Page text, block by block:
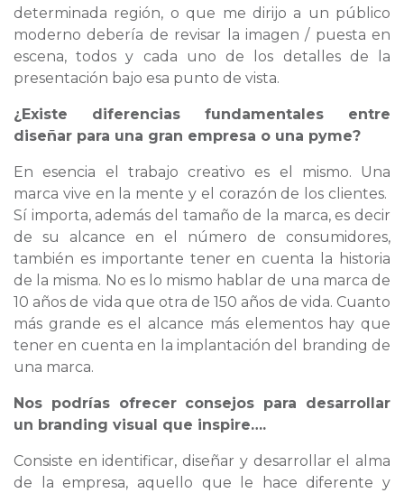
determinada región, o que me dirijo a un público
moderno debería de revisar la imagen / puesta en
escena, todos y cada uno de los detalles de la
presentación bajo esa punto de vista.
¿Existe diferencias fundamentales entre
diseñar para una gran empresa o una pyme?
En esencia el trabajo creativo es el mismo. Una
marca vive en la mente y el corazón de los clientes.
Sí importa, además del tamaño de la marca, es decir
de su alcance en el número de consumidores,
también es importante tener en cuenta la historia
de la misma. No es lo mismo hablar de una marca de
10 años de vida que otra de 150 años de vida. Cuanto
más grande es el alcance más elementos hay que
tener en cuenta en la implantación del branding de
una marca.
Nos podrías ofrecer consejos para desarrollar
un branding visual que inspire….
Consiste en identificar, diseñar y desarrollar el alma
de la empresa, aquello que le hace diferente y